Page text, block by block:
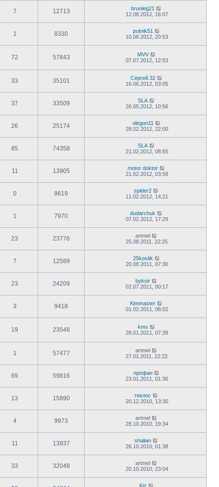
7 12713
bruoleg21
12.08.2012, 16:07
1 8330
putnik51
10.08.2012, 20:53
72 57843
MVV
07.07.2012, 12:53
33 35101
Сергей.32
16.06.2012, 03:05
37 33509
SLA
26.05.2012, 10:56
26 25174
olegon11
28.02.2012, 22:00
85 74358
SLA
21.02.2012, 08:55
11 13905
motor doktor
21.02.2012, 03:58
0 8619
spider2
11.02.2012, 14:21
1 7970
dudarchuk
07.02.2012, 17:29
23 23776
artmel
25.08.2011, 22:25
7 12589
25kostik
20.08.2011, 07:30
23 24209
byksir
02.07.2011, 00:17
3 9418
Kimmaster
01.02.2011, 08:02
19 23548
kms
28.01.2011, 07:39
1 57477
artmel
27.01.2011, 22:22
69 59816
профан
23.01.2011, 01:36
13 15890
теклос
20.12.2010, 13:30
4 9973
artmel
28.10.2010, 19:34
11 13937
shalian
26.10.2010, 01:38
33 32048
artmel
20.10.2010, 23:04
Kiz